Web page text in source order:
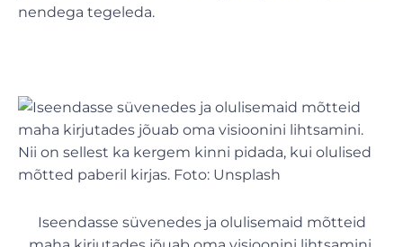
nendega tegeleda.
Iseendasse süvenedes ja olulisemaid mõtteid